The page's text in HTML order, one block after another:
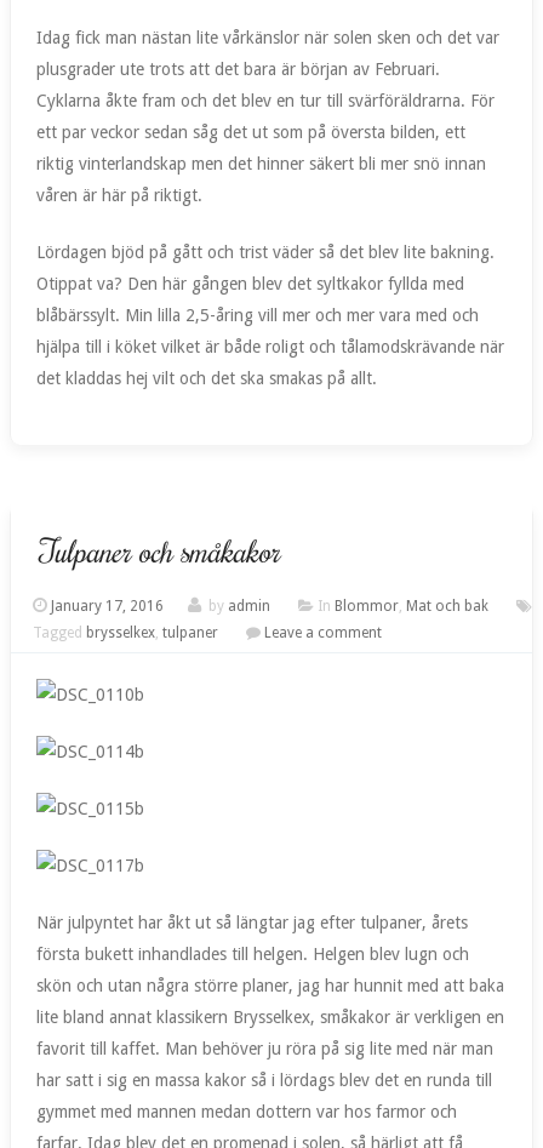
Idag fick man nästan lite vårkänslor när solen sken och det var
plusgrader ute trots att det bara är början av Februari.
Cyklarna åkte fram och det blev en tur till svärföräldrarna. För
ett par veckor sedan såg det ut som på översta bilden, ett
riktig vinterlandskap men det hinner säkert bli mer snö innan
våren är här på riktigt.
Lördagen bjöd på gått och trist väder så det blev lite bakning.
Otippat va? Den här gången blev det syltkakor fyllda med
blåbärssylt. Min lilla 2,5-åring vill mer och mer vara med och
hjälpa till i köket vilket är både roligt och tålamodskrävande när
det kladdas hej vilt och det ska smakas på allt.
Tulpaner och småkakor
January 17, 2016 by admin In Blommor, Mat och bak
Tagged brysselkex, tulpaner Leave a comment
När julpyntet har åkt ut så längtar jag efter tulpaner, årets
första bukett inhandlades till helgen. Helgen blev lugn och
skön och utan några större planer, jag har hunnit med att baka
lite bland annat klassikern Brysselkex, småkakor är verkligen en
favorit till kaffet. Man behöver ju röra på sig lite med när man
har satt i sig en massa kakor så i lördags blev det en runda till
gymmet med mannen medan dottern var hos farmor och
farfar. Idag blev det en promenad i solen, så härligt att få